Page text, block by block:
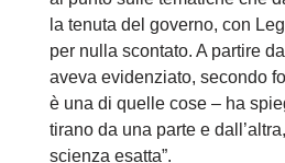
la tenuta del governo, con
per nulla scontato. A partire
aveva evidenziato, secondo
è una di quelle cose – ha
tirano da una parte e
scienza esatta”.